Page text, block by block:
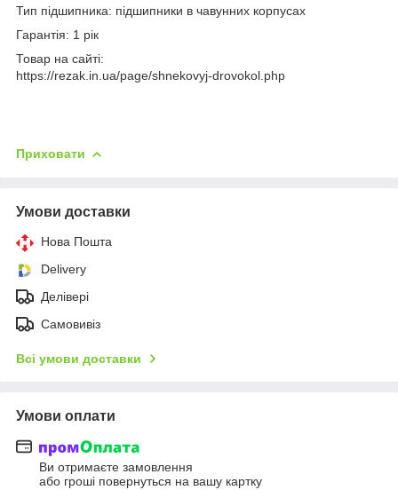
Тип підшипника: підшипники в чавунних корпусах
Гарантія: 1 рік
Товар на сайті:
https://rezak.in.ua/page/shnekovyj-drovokol.php
Приховати
Умови доставки
Нова Пошта
Delivery
Делівері
Самовивіз
Всі умови доставки
Умови оплати
Ви отримаєте замовлення
або гроші повернуться на вашу картку